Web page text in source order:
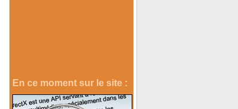
En ce moment sur le site :